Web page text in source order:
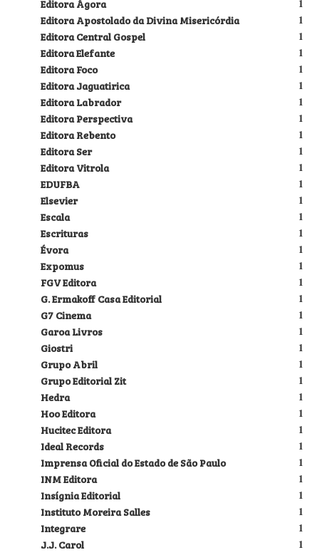
1
Editora Ágora
1
Editora Apostolado da Divina Misericórdia
1
Editora Central Gospel
1
Editora Elefante
1
Editora Foco
1
Editora Jaguatirica
1
Editora Labrador
1
Editora Perspectiva
1
Editora Rebento
1
Editora Ser
1
Editora Vitrola
1
EDUFBA
1
Elsevier
1
Escala
1
Escrituras
1
Évora
1
Expomus
1
FGV Editora
1
G. Ermakoff Casa Editorial
1
G7 Cinema
1
Garoa Livros
1
Giostri
1
Grupo Abril
1
Grupo Editorial Zit
1
Hedra
1
Hoo Editora
1
Hucitec Editora
1
Ideal Records
1
Imprensa Oficial do Estado de São Paulo
1
INM Editora
1
Insígnia Editorial
1
Instituto Moreira Salles
1
Integrare
1
J.J. Carol